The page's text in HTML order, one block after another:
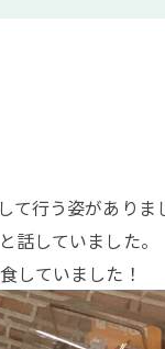
て行う姿があり
話していました。
していました！